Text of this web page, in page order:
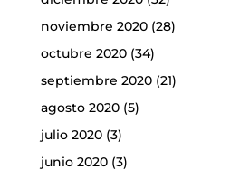
noviembre 2020(28)
octubre 2020(34)
septiembre 2020(21)
agosto 2020(5)
julio 2020(3)
junio 2020(3)